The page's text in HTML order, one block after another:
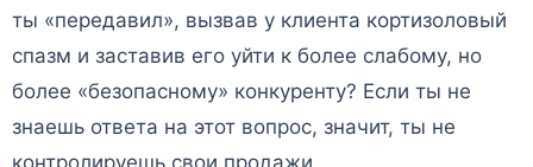
ты «передавил», вызвав у клиента кортизоловый
спазм и заставив его уйти к более слабому, но
более «безопасному» конкуренту? Если ты не
знаешь ответа на этот вопрос, значит, ты не
контролируешь свои продажи.